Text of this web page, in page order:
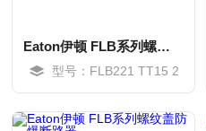
Eaton伊顿 FLB系列螺纹盖防爆断路器
型号：FLB221 TT15 2